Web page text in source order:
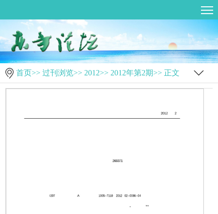
首页>> 过刊浏览>> 2012>> 2012年第2期>> 正文